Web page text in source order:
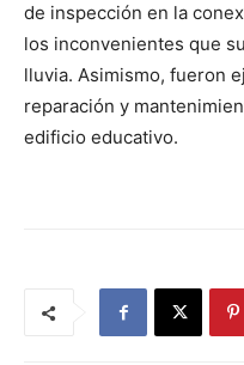
de inspección en la
los inconvenientes que
lluvia. Asimismo, fueron
reparación y
edificio educativo.